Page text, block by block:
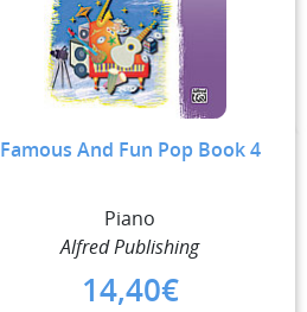
Famous And Fun Pop Book 4
Piano
Alfred Publishing
14,40€